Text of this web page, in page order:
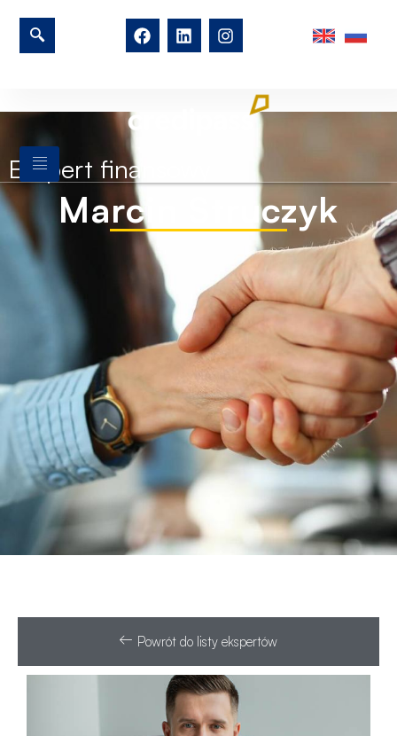
Ekspert finansowy
Marcin Struczyk
Powrót do listy ekspertów